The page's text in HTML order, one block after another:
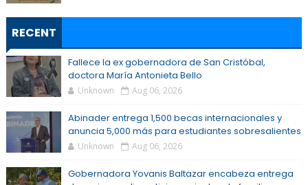
RECENT
Fallece la ex gobernadora de San Cristóbal,
doctora María Antonieta Bello
Unknown Aug 06, 2026
Abinader entrega 1,500 becas internacionales y
anuncia 5,000 más para estudiantes sobresalientes
Unknown Aug 06, 2026
Gobernadora Yovanis Baltazar encabeza entrega